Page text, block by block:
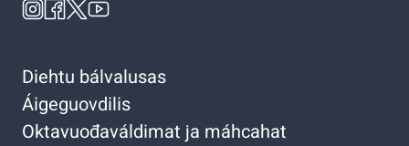
Diehtu bálvalusas
Áigeguovdilis
Oktavuođaváldimat ja máhcahat